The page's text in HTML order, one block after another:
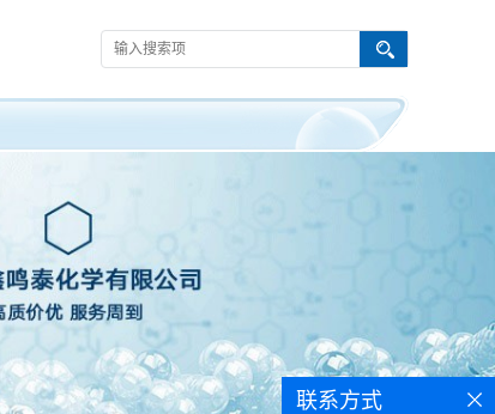
联系方式